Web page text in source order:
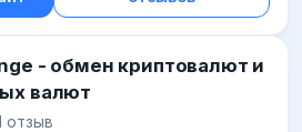
Представлены такие
- обмен криптовалют и
валют
отзыв